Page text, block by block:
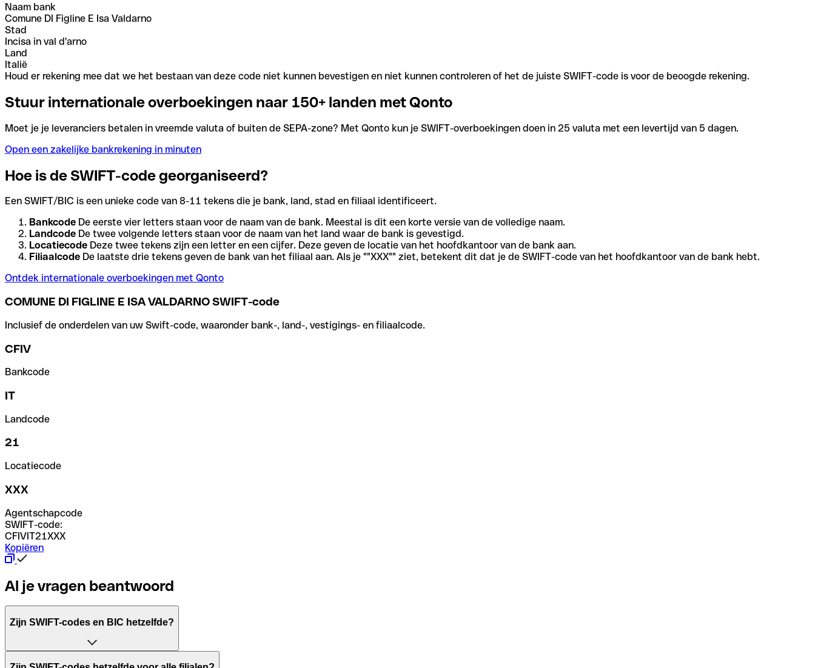
Naam bank
Comune DI Figline E Isa Valdarno
Stad
Incisa in val d'arno
Land
Italië
Houd er rekening mee dat we het bestaan van deze code niet kunnen bevestigen en niet kunnen controleren of het de juiste SWIFT-code is voor de beoogde rekening.
Stuur internationale overboekingen naar 150+ landen met Qonto
Moet je je leveranciers betalen in vreemde valuta of buiten de SEPA-zone? Met Qonto kun je SWIFT-overboekingen doen in 25 valuta met een levertijd van 5 dagen.
Open een zakelijke bankrekening in minuten
Hoe is de SWIFT-code georganiseerd?
Een SWIFT/BIC is een unieke code van 8-11 tekens die je bank, land, stad en filiaal identificeert.
Bankcode De eerste vier letters staan voor de naam van de bank. Meestal is dit een korte versie van de volledige naam.
Landcode De twee volgende letters staan voor de naam van het land waar de bank is gevestigd.
Locatiecode Deze twee tekens zijn een letter en een cijfer. Deze geven de locatie van het hoofdkantoor van de bank aan.
Filiaalcode De laatste drie tekens geven de bank van het filiaal aan. Als je ""XXX"" ziet, betekent dit dat je de SWIFT-code van het hoofdkantoor van de bank hebt.
Ontdek internationale overboekingen met Qonto
COMUNE DI FIGLINE E ISA VALDARNO SWIFT-code
Inclusief de onderdelen van uw Swift-code, waaronder bank-, land-, vestigings- en filiaalcode.
CFIV
Bankcode
IT
Landcode
21
Locatiecode
XXX
Agentschapcode
SWIFT-code:
CFIVIT21XXX
Kopiëren
Al je vragen beantwoord
Zijn SWIFT-codes en BIC hetzelfde?